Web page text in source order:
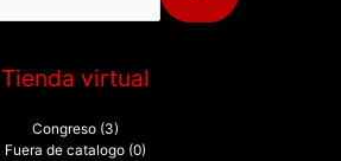
Tienda virtual
Congreso (3)
Fuera de catalogo (0)